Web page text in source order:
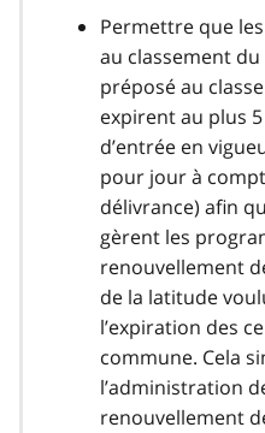
Permettre que
au classement
préposé au
expirent au plus
d’entrée en
pour jour à
délivrance) afin
gèrent les
renouvellement
de la latitude
l’expiration des
commune. Cela
l’administration
renouvellement